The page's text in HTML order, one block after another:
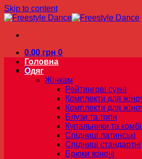
Skip to content
0.00 грн 0
0
Головна
Одяг
Жінкам
Рейтингові сукні
Комплекти для
Комплекти для
Блузи та топи
Купальники та
Спідниці латинські
Спідниці стандартні
Брюки жіночі